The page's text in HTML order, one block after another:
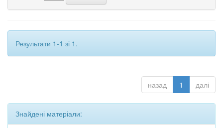
Результати 1-1 зі 1.
назад 1 далі
Знайдені матеріали: